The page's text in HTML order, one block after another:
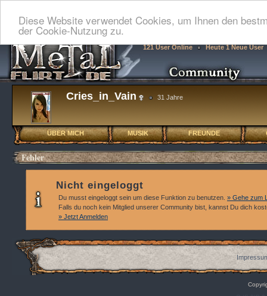
Diese Website verwendet Cookies, um Ihnen den
der Cookie-Nutzung zu.
121 User Online Heute 1 Neue User
Cries_in_Vain 31 Jahre
ÜBER MICH MUSIK FREUNDE
Fehler
Nicht eingeloggt
Du musst eingeloggt sein um diese Funktion zu benutzen. » Gehe zum
Falls du noch kein Mitglied unserer Community bist, kannst Du dich
» Jetzt Anmelden